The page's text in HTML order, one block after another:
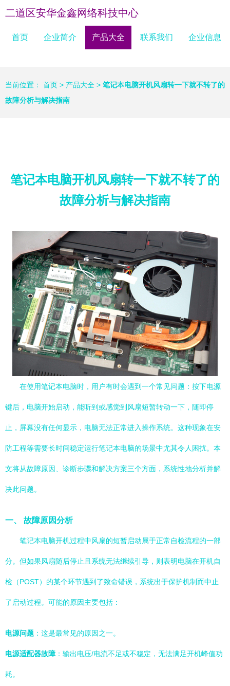
二道区安华金鑫网络科技中心
首页 企业简介 产品大全 联系我们 企业信息
当前位置： 首页 > 产品大全 > 笔记本电脑开机风扇转一下就不转了的
故障分析与解决指南
笔记本电脑开机风扇转一下就不转了的
故障分析与解决指南
在使用笔记本电脑时，用户有时会遇到一个常见问题：按下电源
键后，电脑开始启动，能听到或感觉到风扇短暂转动一下，随即停
止，屏幕没有任何显示，电脑无法正常进入操作系统。这种现象在安
防工程等需要长时间稳定运行笔记本电脑的场景中尤其令人困扰。本
文将从故障原因、诊断步骤和解决方案三个方面，系统性地分析并解
决此问题。
一、 故障原因分析
笔记本电脑开机过程中风扇的短暂启动属于正常自检流程的一部
分。但如果风扇随后停止且系统无法继续引导，则表明电脑在开机自
检（POST）的某个环节遇到了致命错误，系统出于保护机制而中止
了启动过程。可能的原因主要包括：
电源问题 ：这是最常见的原因之一。
电源适配器故障 ：输出电压/电流不足或不稳定，无法满足开机峰值功
耗。